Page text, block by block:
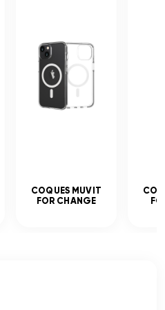
COQUES MUVIT
FOR CHANGE